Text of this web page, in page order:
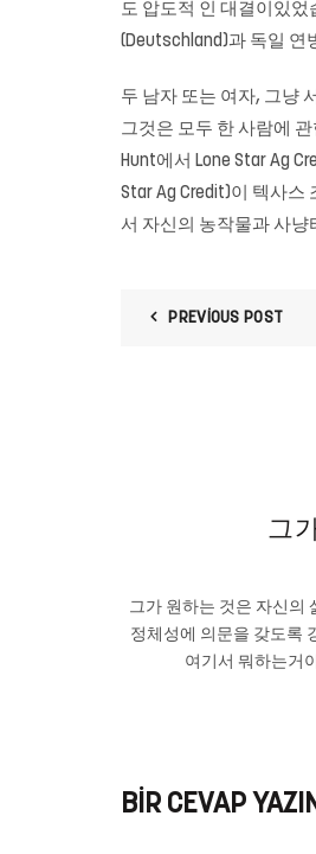
도 압도적 인 대결이있었
(Deutschland)과 독일 연
두 남자 또는 여자, 그냥
그것은 모두 한 사람에
Hunt에서 Lone Star Ag
Star Ag Credit)이 텍사스
서 자신의 농작물과 사냥
PREVIOUS POST
그
그가 원하는 것은 자신의
정체성에 의문을 갖도록
여기서 뭐하는거
BIR CEVAP